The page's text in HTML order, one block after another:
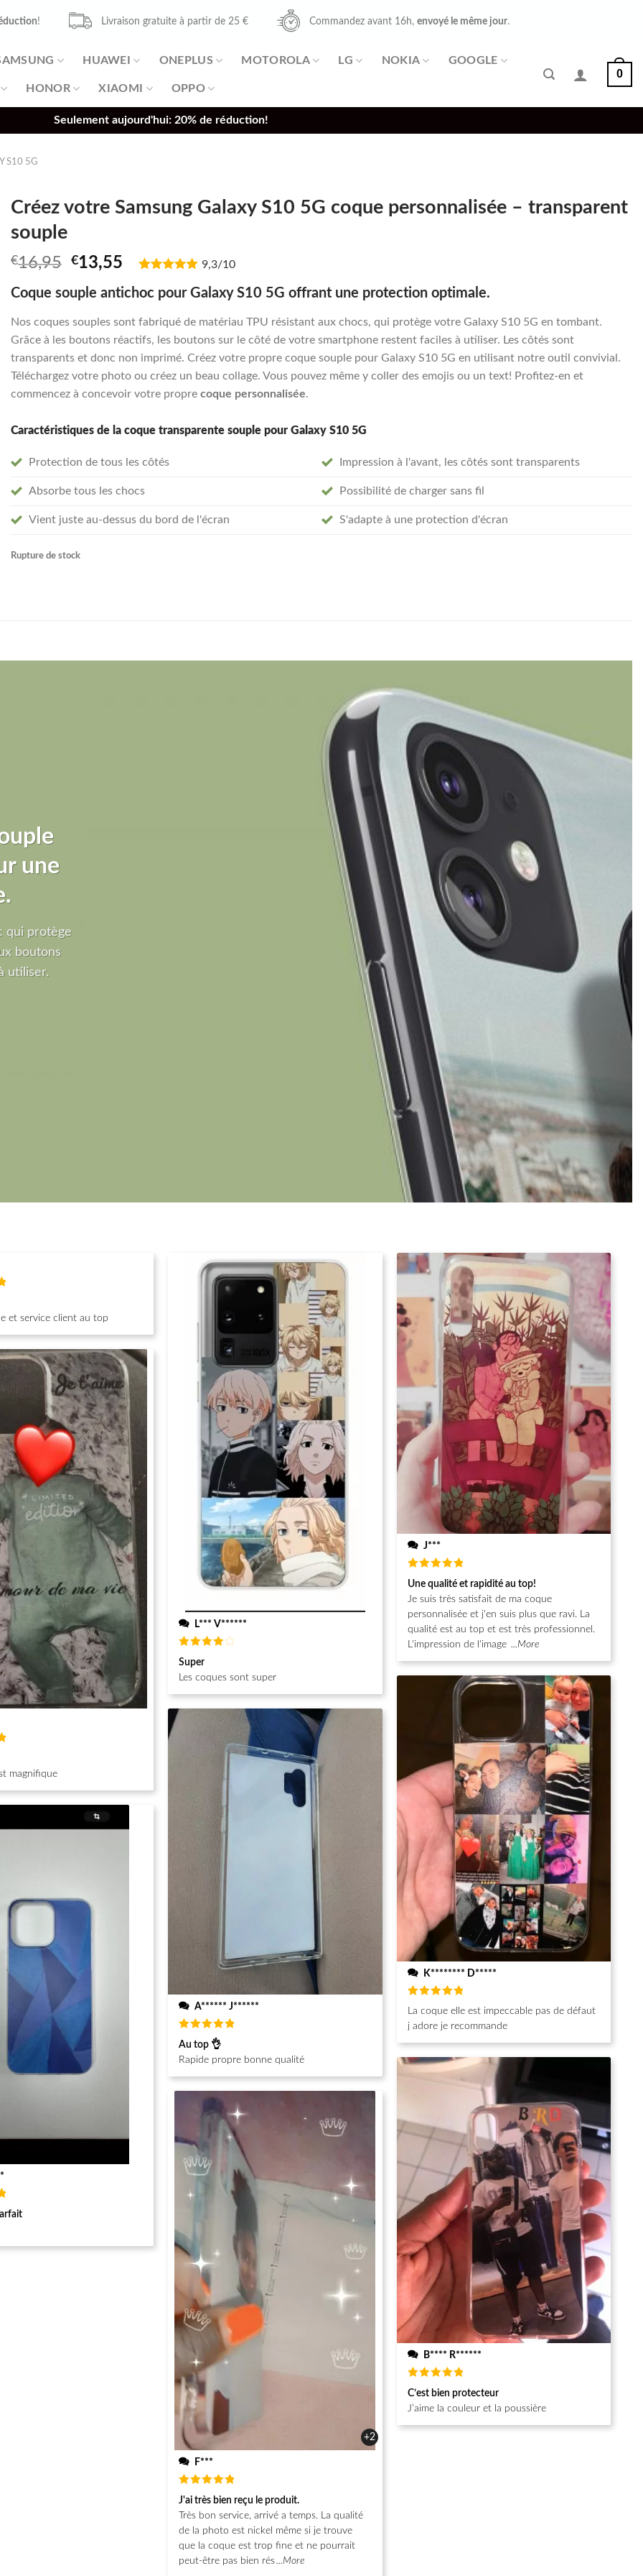
! Livraison gratuite à partir de 25 € Commandez avant 16h, envoyé le même jour.
HUAWEI ONEPLUS MOTOROLA LG NOKIA GOOGLE
HONOR XIAOMI OPPO
0
Seulement aujourd'hui: 20% de réduction!
S10 5G
Créez votre Samsung Galaxy S10 5G coque personnalisée – transparent
souple
€16,95 Original
was:
€16,95.
€13,55 Current
is:
€13,55.
9,3/10
Coque souple antichoc pour Galaxy S10 5G offrant une protection optimale.
Nos coques souples sont fabriqué de matériau TPU résistant aux chocs, qui protège votre Galaxy S10 5G en tombant.
Grâce à les boutons réactifs, les boutons sur le côté de votre smartphone restent faciles à utiliser. Les côtés sont
transparents et donc non imprimé. Créez votre propre coque souple pour Galaxy S10 5G en utilisant notre outil convivial.
Téléchargez votre photo ou créez un beau collage. Vous pouvez même y coller des emojis ou un text! Profitez-en et
commencez à concevoir votre propre coque personnalisée.
Caractéristiques de la coque transparente souple pour Galaxy S10 5G
Protection de tous les côtés
Absorbe tous les chocs
Vient juste au-dessus du bord de l'écran
Impression à l'avant, les côtés sont transparents
Possibilité de charger sans fil
S'adapte à une protection d'écran
Rupture de stock
une
qui protège
boutons
utiliser.
et service client au top
magnifique
L*** V******
Note
sur 5
Super
Les coques sont super
A****** J******
Note
sur 5
Au top 👌
Rapide propre bonne qualité
+2
F***
Note5
sur 5
J'ai très bien reçu le produit.
Très bon service, arrivé a temps. La qualité
de la photo est nickel même si je trouve
que la coque est trop fine et ne pourrait
peut-être pas bien rés...More
J***
Note
sur 5
Une qualité et rapidité au top!
Je suis très satisfait de ma coque
personnalisée et j'en suis plus que ravi. La
qualité est au top et est très professionnel.
L'impression de l'image ...More
K******** D*****
Note
sur 5
La coque elle est impeccable pas de défaut
j adore je recommande
B**** R******
Note5
sur 5
C’est bien protecteur
J’aime la couleur et la poussière